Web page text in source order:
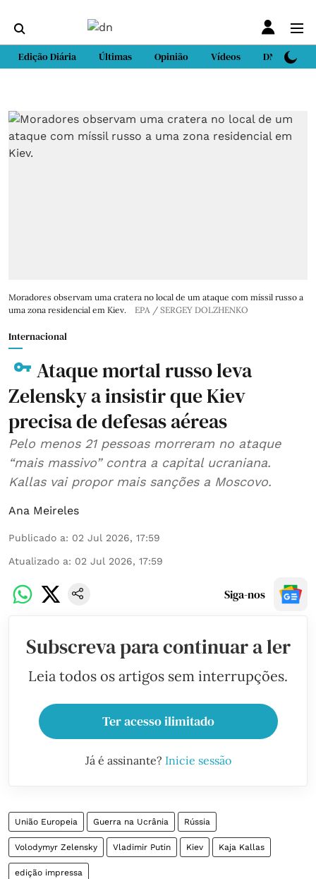
Edição Diária Últimas Opinião Vídeos DN Sport
Moradores observam uma cratera no local de um ataque com míssil russo a
uma zona residencial em Kiev.
EPA / SERGEY DOLZHENKO
Internacional
Ataque mortal russo leva
Zelensky a insistir que Kiev
precisa de defesas aéreas
Pelo menos 21 pessoas morreram no ataque
“mais massivo” contra a capital ucraniana.
Kallas vai propor mais sanções a Moscovo.
Ana Meireles
Publicado a: 02 Jul 2026, 17:59
Atualizado a: 02 Jul 2026, 17:59
Siga-nos
Subscreva para continuar a ler
Leia todos os artigos sem interrupções.
Ter acesso ilimitado
Já é assinante? Inicie sessão
União Europeia Guerra na Ucrânia Rússia
Volodymyr Zelensky Vladimir Putin Kiev Kaja Kallas
edição impressa